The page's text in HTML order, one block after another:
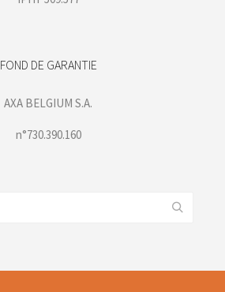
FOND DE GARANTIE
AXA BELGIUM S.A.
n°730.390.160